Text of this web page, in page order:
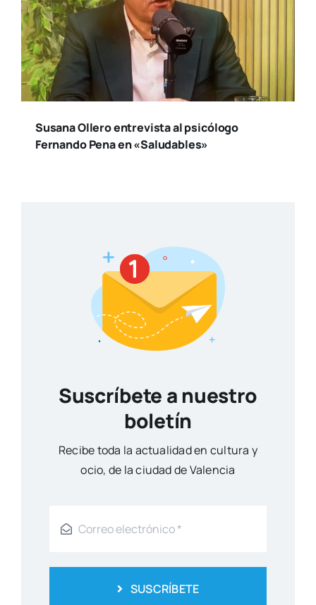
Susana Ollero entrevista al psicólogo
Fernando Pena en «Saludables»
Suscríbete a nuestro
boletín
Reci­be toda la actua­li­dad en cul­tu­ra y
ocio, de la ciu­dad de Valen­cia
SUSCRÍBETE